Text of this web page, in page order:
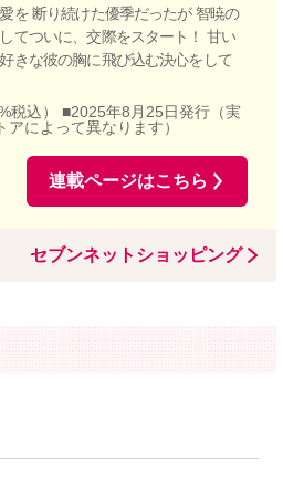
を 断り続けた優季だったが 智暁の
てついに、交際をスタート！ 甘い
きな彼の胸に飛び込む決心をして
税込） ■2025年8月25日発行（実
によって異なります）
連載ページはこちら
セブンネットショッピング